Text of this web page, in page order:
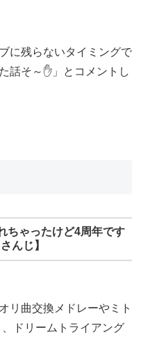
に残らないタイミングで
そ～✋」とコメントし
ちゃったけど4周年です
んじ】
リ曲交換メドレーやミト
ドリームトライアング